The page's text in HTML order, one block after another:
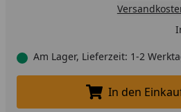
Am Lager, Lieferzeit: 1-2
In
In den